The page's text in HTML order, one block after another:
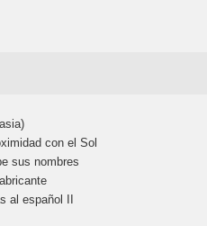
con el Sol
sus nombres
al español II